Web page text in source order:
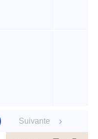
Suivante